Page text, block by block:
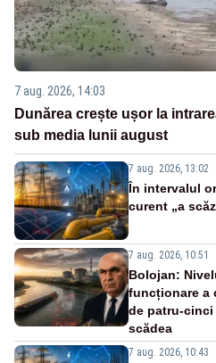
7 aug. 2026, 14:03
Dunărea crește ușor la
sub media lunii august
7 aug. 2026, 13:02
În intervalul
curent „a
7 aug. 2026, 10:51
Bolojan:
funcționare a
de patru-cinci
scădea
7 aug. 2026, 10:43